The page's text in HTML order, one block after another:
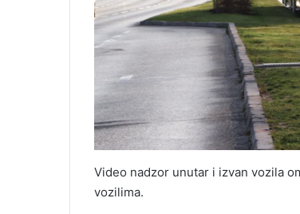
Video nadzor unutar i izvan vozila
vozilima.